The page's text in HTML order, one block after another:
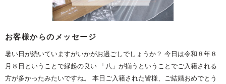
お客様からのメッセージ
暑い日が続いていますがいかがお過ごしでしょうか？ 今日は令和８年８
月８日ということで縁起の良い 「八」が揃うということでご入籍される
方が多かったみたいですね。 本日ご入籍された皆様、ご結婚おめでとう